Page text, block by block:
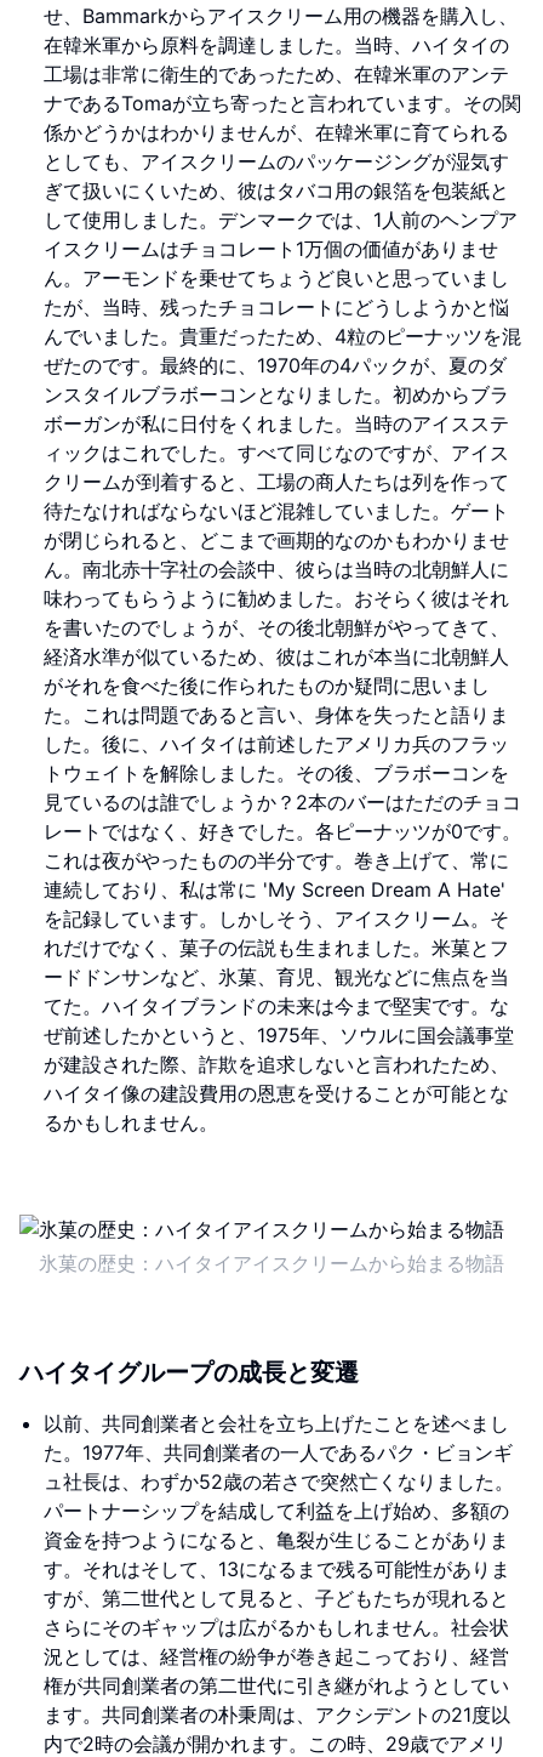
せ、Bammarkからアイスクリーム用の機器を購入し、
在韓米軍から原料を調達しました。当時、ハイタイの
工場は非常に衛生的であったため、在韓米軍のアンテ
ナであるTomaが立ち寄ったと言われています。その関
係かどうかはわかりませんが、在韓米軍に育てられる
としても、アイスクリームのパッケージングが湿気す
ぎて扱いにくいため、彼はタバコ用の銀箔を包装紙と
して使用しました。デンマークでは、1人前のヘンプア
イスクリームはチョコレート1万個の価値がありませ
ん。アーモンドを乗せてちょうど良いと思っていまし
たが、当時、残ったチョコレートにどうしようかと悩
んでいました。貴重だったため、4粒のピーナッツを混
ぜたのです。最終的に、1970年の4パックが、夏のダ
ンスタイルブラボーコンとなりました。初めからブラ
ボーガンが私に日付をくれました。当時のアイスステ
ィックはこれでした。すべて同じなのですが、アイス
クリームが到着すると、工場の商人たちは列を作って
待たなければならないほど混雑していました。ゲート
が閉じられると、どこまで画期的なのかもわかりませ
ん。南北赤十字社の会談中、彼らは当時の北朝鮮人に
味わってもらうように勧めました。おそらく彼はそれ
を書いたのでしょうが、その後北朝鮮がやってきて、
経済水準が似ているため、彼はこれが本当に北朝鮮人
がそれを食べた後に作られたものか疑問に思いまし
た。これは問題であると言い、身体を失ったと語りま
した。後に、ハイタイは前述したアメリカ兵のフラッ
トウェイトを解除しました。その後、ブラボーコンを
見ているのは誰でしょうか？2本のバーはただのチョコ
レートではなく、好きでした。各ピーナッツが0です。
これは夜がやったものの半分です。巻き上げて、常に
連続しており、私は常に 'My Screen Dream A Hate'
を記録しています。しかしそう、アイスクリーム。そ
れだけでなく、菓子の伝説も生まれました。米菓とフ
ードドンサンなど、氷菓、育児、観光などに焦点を当
てた。ハイタイブランドの未来は今まで堅実です。な
ぜ前述したかというと、1975年、ソウルに国会議事堂
が建設された際、詐欺を追求しないと言われたため、
ハイタイ像の建設費用の恩恵を受けることが可能とな
るかもしれません。
氷菓の歴史：ハイタイアイスクリームから始まる物語
ハイタイグループの成長と変遷
以前、共同創業者と会社を立ち上げたことを述べまし
た。1977年、共同創業者の一人であるパク・ビョンギ
ュ社長は、わずか52歳の若さで突然亡くなりました。
パートナーシップを結成して利益を上げ始め、多額の
資金を持つようになると、亀裂が生じることがありま
す。それはそして、13になるまで残る可能性がありま
すが、第二世代として見ると、子どもたちが現れると
さらにそのギャップは広がるかもしれません。社会状
況としては、経営権の紛争が巻き起こっており、経営
権が共同創業者の第二世代に引き継がれようとしてい
ます。共同創業者の朴秉周は、アクシデントの21度以
内で2時の会議が開かれます。この時、29歳でアメリ